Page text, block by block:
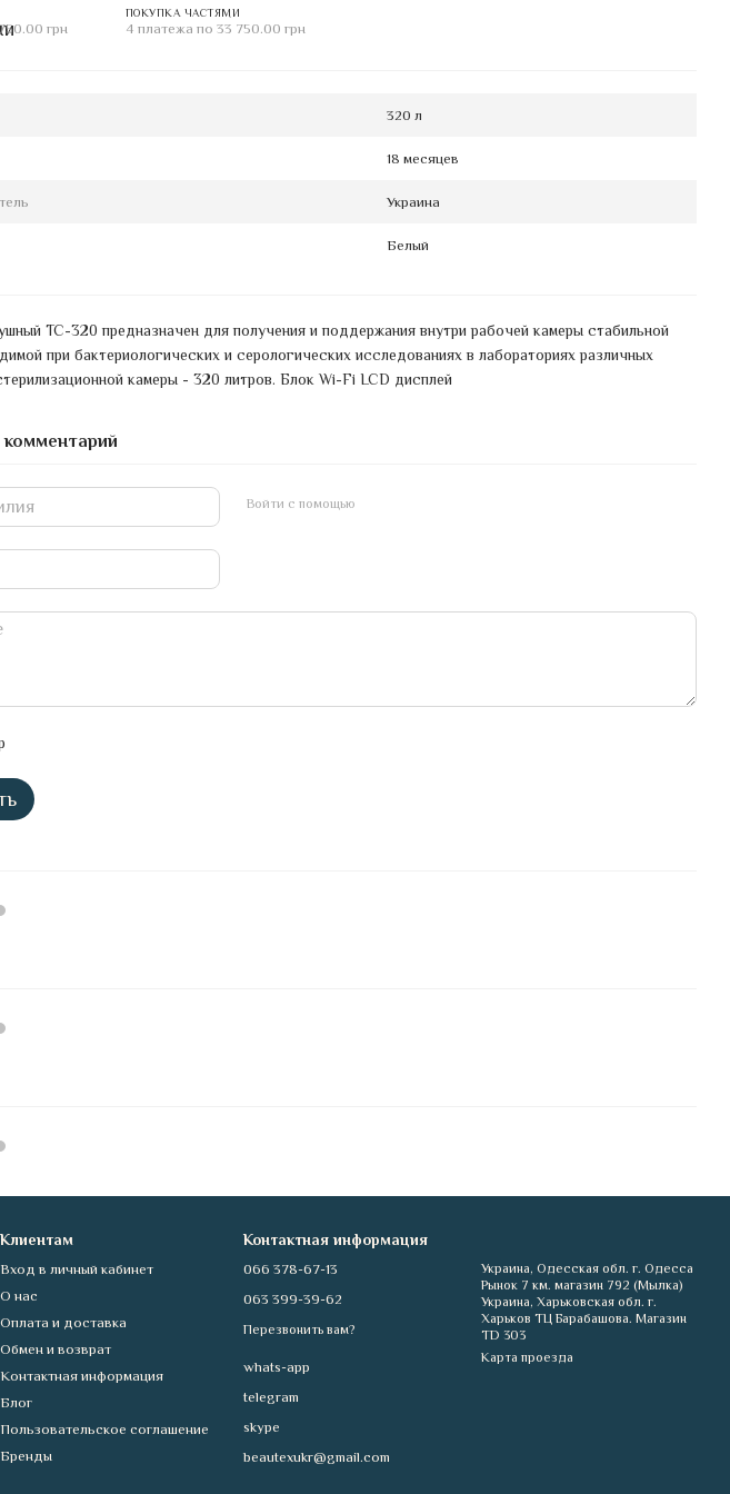
грн
ПОКУПКА ЧАСТЯМИ
4 платежа по 33 750.00 грн
320 л
18 месяцев
Украина
Белый
ТС-320 предназначен для получения и поддержания внутри рабочей камеры стабильной
при бактериологических и серологических исследованиях в лабораториях различных
камеры - 320 литров. Блок Wi-Fi LCD дисплей
Войти с помощью
Клиентам
Вход в личный кабинет
О нас
Оплата и доставка
Обмен и возврат
Контактная информация
Блог
Пользовательское соглашение
Бренды
Контактная информация
066 378-67-13
063 399-39-62
Перезвонить вам?
whats-app
telegram
skype
beautexukr@gmail.com
Украина, Одесская обл. г. Одесса
Рынок 7 км. магазин 792 (Мылка)
Украина, Харьковская обл. г.
Харьков ТЦ Барабашова. Магазин
TD 303
Карта проезда